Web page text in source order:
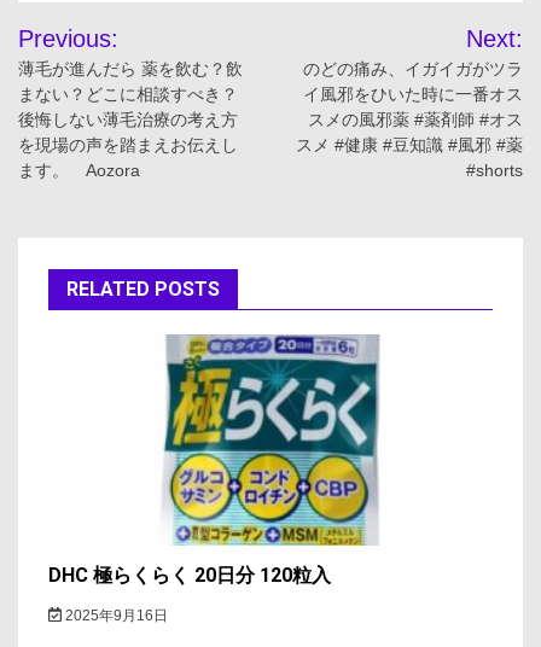
投
稿
ナ
ビ
ー
シ
Previous:
薄毛が進んだら 薬を飲む？飲
まない？どこに相談すべき？
後悔しない薄毛治療の考え方
を現場の声を踏まえお伝えし
ます。 Aozora
Next:
のどの痛み、イガイガがツラ
イ風邪をひいた時に一番オス
スメの風邪薬 #薬剤師 #オス
スメ #健康 #豆知識 #風邪 #薬
#shorts
RELATED POSTS
DHC 極らくらく 20日分 120粒入
2025年9月16日